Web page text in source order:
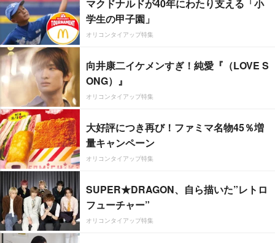
マクドナルドが40年にわたり支える「小
学生の甲子園」
オリコンタイアップ特集
向井康二イケメンすぎ！純愛『（LOVE S
ONG）』
オリコンタイアップ特集
大好評につき再び！ファミマ名物45％増
量キャンペーン
オリコンタイアップ特集
SUPER★DRAGON、自ら描いた”レトロ
フューチャー”
オリコンタイアップ特集